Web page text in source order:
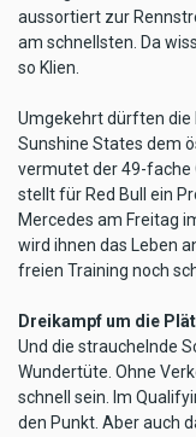
aussortiert zur
am schnellsten. Da
so Klien.
Umgekehrt dürften die
Sunshine States dem
vermutet der 49-fache
stellt für Red Bull ein
Mercedes am Freitag
wird ihnen das Leben
freien Training noch
Dreikampf um die
Und die strauchelnde
Wundertüte. Ohne
schnell sein. Im
den Punkt. Aber auch